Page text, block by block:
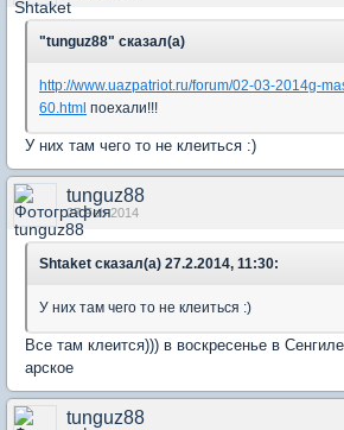
"tunguz88" сказал(а)
http://www.uazpatriot.ru/forum/02-03-2014g-
60.html поехали!!!
У них там чего то не клеиться :)
tunguz88
27 Feb 2014
Shtaket сказал(а) 27.2.2014, 11:30:
У них там чего то не клеиться :)
Все там клеится))) в воскресенье в
арское
tunguz88